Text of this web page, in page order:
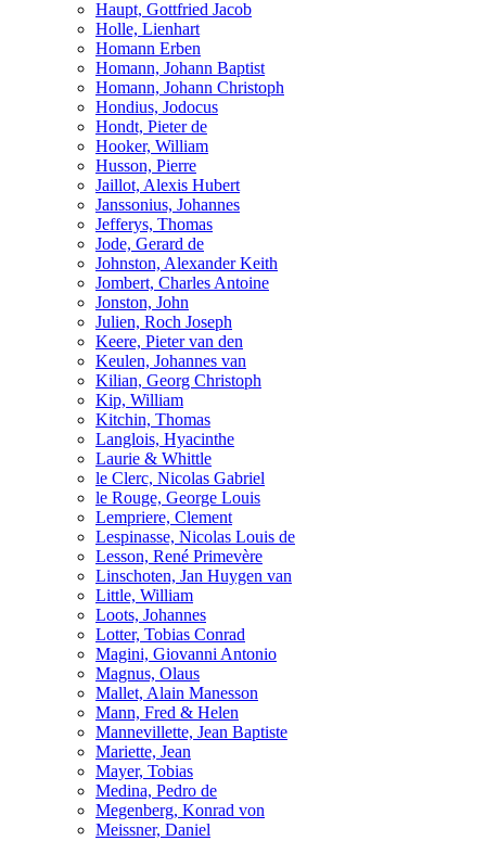
Haupt, Gottfried Jacob
Holle, Lienhart
Homann Erben
Homann, Johann Baptist
Homann, Johann Christoph
Hondius, Jodocus
Hondt, Pieter de
Hooker, William
Husson, Pierre
Jaillot, Alexis Hubert
Janssonius, Johannes
Jefferys, Thomas
Jode, Gerard de
Johnston, Alexander Keith
Jombert, Charles Antoine
Jonston, John
Julien, Roch Joseph
Keere, Pieter van den
Keulen, Johannes van
Kilian, Georg Christoph
Kip, William
Kitchin, Thomas
Langlois, Hyacinthe
Laurie & Whittle
le Clerc, Nicolas Gabriel
le Rouge, George Louis
Lempriere, Clement
Lespinasse, Nicolas Louis de
Lesson, René Primevère
Linschoten, Jan Huygen van
Little, William
Loots, Johannes
Lotter, Tobias Conrad
Magini, Giovanni Antonio
Magnus, Olaus
Mallet, Alain Manesson
Mann, Fred & Helen
Mannevillette, Jean Baptiste
Mariette, Jean
Mayer, Tobias
Medina, Pedro de
Megenberg, Konrad von
Meissner, Daniel